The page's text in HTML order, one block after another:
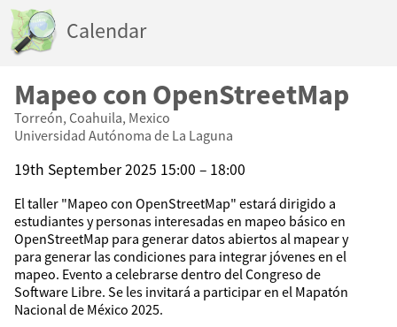
Calendar
Mapeo con OpenStreetMap
Torreón, Coahuila, Mexico
Universidad Autónoma de La Laguna
19th September 2025 15:00 – 18:00
El taller "Mapeo con OpenStreetMap" estará dirigido a
estudiantes y personas interesadas en mapeo básico en
OpenStreetMap para generar datos abiertos al mapear y
para generar las condiciones para integrar jóvenes en el
mapeo. Evento a celebrarse dentro del Congreso de
Software Libre. Se les invitará a participar en el Mapatón
Nacional de México 2025.